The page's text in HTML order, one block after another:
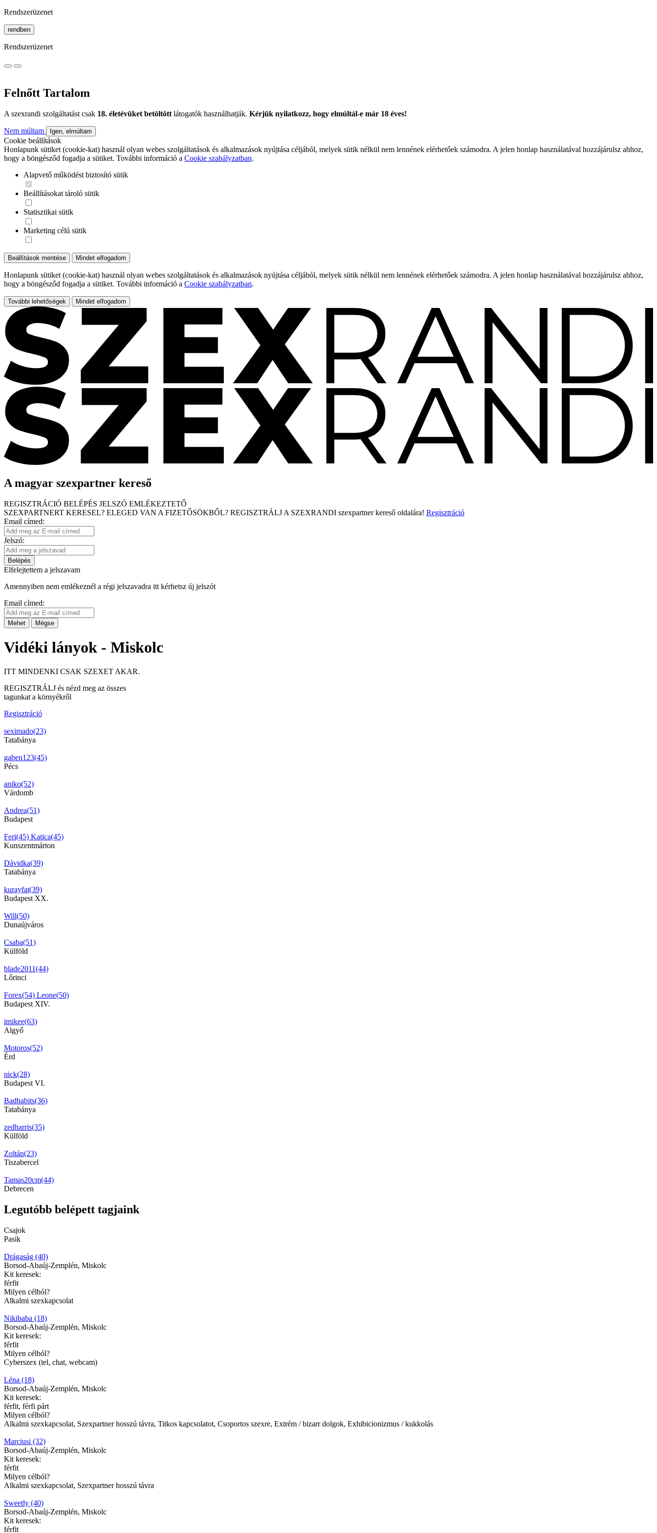
Rendszerüzenet
rendben
Rendszerüzenet
Felnőtt Tartalom
A szexrandi szolgáltatást csak 18. életévüket betöltött látogatók használhatják. Kérjük nyilatkozz, hogy elmúltál-e már 18 éves!
Nem múltam Igen, elmúltam
Cookie beállítások
Honlapunk sütiket (cookie-kat) használ olyan webes szolgáltatások és alkalmazások nyújtása céljából, melyek sütik nélkül nem lennének elérhetőek számodra. A jelen honlap használatával hozzájárulsz ahhoz,
hogy a böngésződ fogadja a sütiket. További információ a Cookie szabályzatban.
Alapvető működést biztosító sütik
Beállításokat tároló sütik
Statisztikai sütik
Marketing célú sütik
Beállítások mentése Mindet elfogadom
Honlapunk sütiket (cookie-kat) használ olyan webes szolgáltatások és alkalmazások nyújtása céljából, melyek sütik nélkül nem lennének elérhetőek számodra. A jelen honlap használatával hozzájárulsz ahhoz,
hogy a böngésződ fogadja a sütiket. További információ a Cookie szabályzatban.
További lehetőségek Mindet elfogadom
A magyar szexpartner kereső
REGISZTRÁCIÓ BELÉPÉS JELSZÓ EMLÉKEZTETŐ
SZEXPARTNERT KERESEL? ELEGED VAN A FIZETŐSÖKBŐL? REGISZTRÁLJ A SZEXRANDI szexpartner kereső oldalára! Regisztráció
Email címed:
Jelszó:
Belépés
Elfelejtettem a jelszavam
Amennyiben nem emlékeznél a régi jelszavadra itt kérhetsz új jelszót
Email címed:
Mehet Mégse
Vidéki lányok - Miskolc
ITT MINDENKI CSAK SZEXET AKAR.
REGISZTRÁLJ és nézd meg az összes
tagunkat a környékről
Regisztráció
seximado(23)
Tatabánya
gaben123(45)
Pécs
aniko(52)
Várdomb
Andrea(51)
Budapest
Feri(45) Katica(45)
Kunszentmárton
Dávidka(39)
Tatabánya
kurayfat(39)
Budapest XX.
Will(50)
Dunaújváros
Csaba(51)
Külföld
blade2011(44)
Lőrinci
Forex(54) Leone(50)
Budapest XIV.
imikee(63)
Algyő
Motoros(52)
Érd
nick(28)
Budapest VI.
Badhabits(36)
Tatabánya
zedharris(35)
Külföld
Zoltán(23)
Tiszabercel
Tamas20cm(44)
Debrecen
Legutóbb belépett tagjaink
Csajok
Pasik
Drágaság (40)
Borsod-Abaúj-Zemplén, Miskolc
Kit keresek:
férfit
Milyen célból?
Alkalmi szexkapcsolat
Nikibaba (18)
Borsod-Abaúj-Zemplén, Miskolc
Kit keresek:
férfit
Milyen célból?
Cyberszex (tel, chat, webcam)
Léna (18)
Borsod-Abaúj-Zemplén, Miskolc
Kit keresek:
férfit, férfi párt
Milyen célból?
Alkalmi szexkapcsolat, Szexpartner hosszú távra, Titkos kapcsolatot, Csoportos szexre, Extrém / bizarr dolgok, Exhibicionizmus / kukkolás
Marciusi (32)
Borsod-Abaúj-Zemplén, Miskolc
Kit keresek:
férfit
Milyen célból?
Alkalmi szexkapcsolat, Szexpartner hosszú távra
Sweetly (40)
Borsod-Abaúj-Zemplén, Miskolc
Kit keresek:
férfit